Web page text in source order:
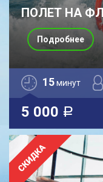
ПОЛЕТ НА
15минут
5 000 a
Подробнее